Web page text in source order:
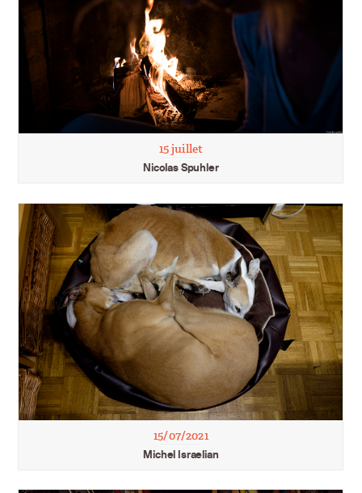
15 juillet
Nicolas Spuhler
15/07/2021
Michel Israelian